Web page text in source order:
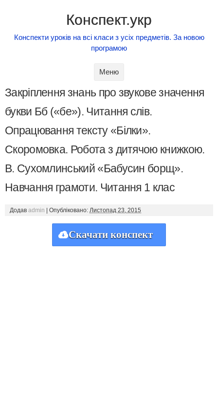
Конспект.укр
Конспекти уроків на всі класи з усіх предметів. За новою
програмою
Меню
Закріплення знань про звукове значення
букви Бб («бе»). Читання слів.
Опрацювання тексту «Білки».
Скоромовка. Робота з дитячою книжкою.
В. Сухомлинський «Бабусин борщ».
Навчання грамоти. Читання 1 клас
Додав admin Опубліковано: Листопад 23, 2015
Скачати конспект